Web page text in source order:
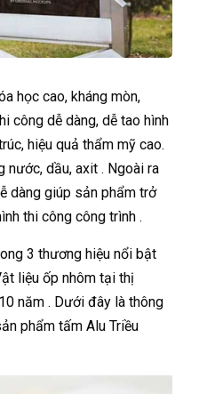
học cao, kháng mòn,
công dễ dàng, dễ tao hình
hiệu quả thẩm mỹ cao.
nước, dầu, axit . Ngoài ra
dàng giúp sản phẩm trở
thi công công trình .
3 thương hiệu nổi bật
liệu ốp nhôm tại thị
năm . Dưới đây là thông
phẩm tấm Alu Triều